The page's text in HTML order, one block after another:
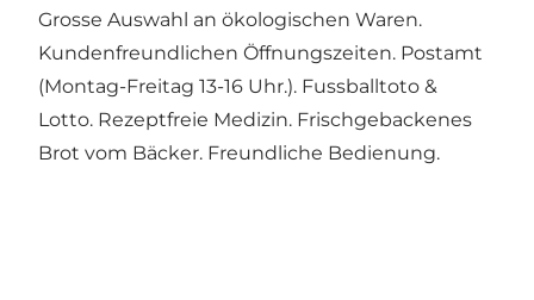
Grosse Auswahl an ökologischen Waren.
Kundenfreundlichen Öffnungszeiten. Postamt
(Montag-Freitag 13-16 Uhr.). Fussballtoto &
Lotto. Rezeptfreie Medizin. Frischgebackenes
Brot vom Bäcker. Freundliche Bedienung.